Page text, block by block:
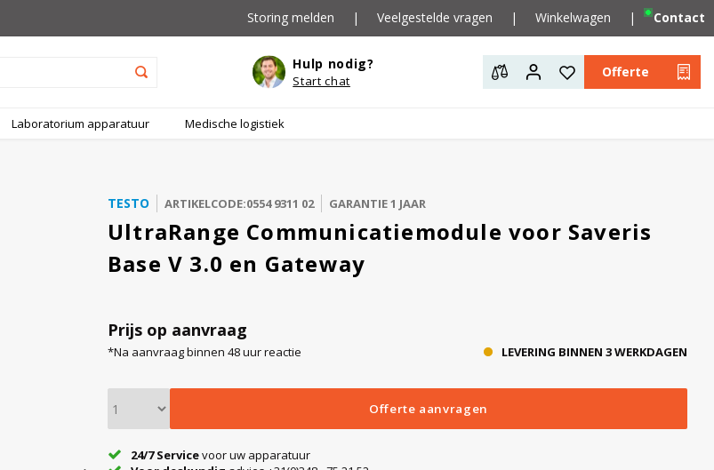
Storing melden | Veelgestelde vragen | Winkelwagen | Contact
Hulp nodig?
Start chat
Offerte
Laboratorium apparatuur Medische logistiek
TESTO ARTIKELCODE:0554 9311 02 GARANTIE 1 JAAR
UltraRange Communicatiemodule voor Saveris
Base V 3.0 en Gateway
Prijs op aanvraag
*Na aanvraag binnen 48 uur reactie LEVERING BINNEN 3 WERKDAGEN
Offerte aanvragen
24/7 Servicevoor uw apparatuur